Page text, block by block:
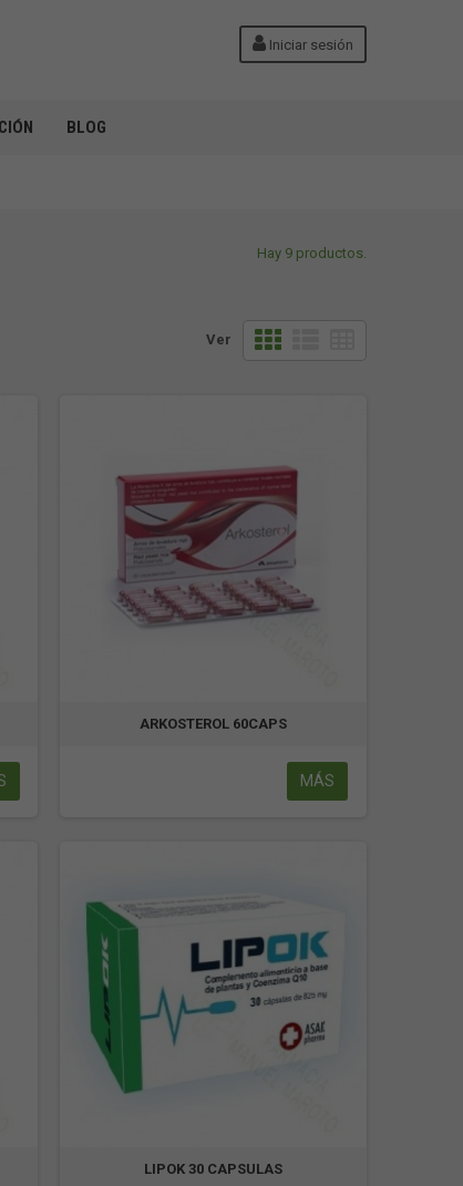
Iniciar sesión
BLOG
Hay 9 productos.
Ver
ARKOSTEROL 60CAPS
MÁS
LIPOK 30 CAPSULAS